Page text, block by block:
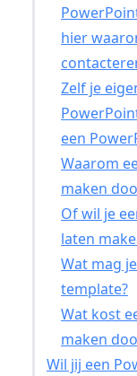
hier
Zelf je
een
Waarom
maken
Of wil je
laten
Wat mag
template?
Wat kost
maken
Wil jij een